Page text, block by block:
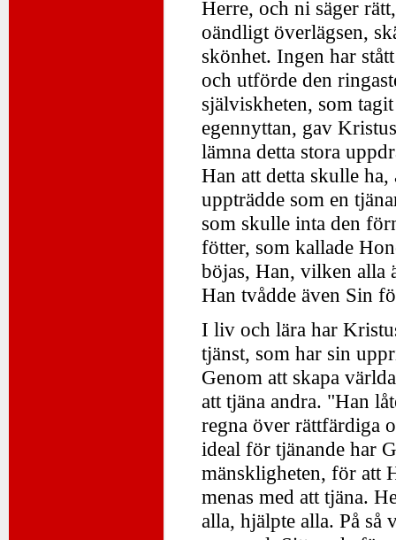
Herre, och ni säger
oändligt överlägsen,
skönhet. Ingen har
och utförde den
själviskheten, som
egennyttan, gav
lämna detta stora
Han att detta skulle
uppträdde som en
som skulle inta den
fötter, som kallade
böjas, Han, vilken alla
Han tvådde även Sin
I liv och lära har
tjänst, som har sin
Genom att skapa
att tjäna andra. "Han
regna över rättfärdiga
ideal för tjänande har
mänskligheten, för att
menas med att tjäna.
alla, hjälpte alla. På så